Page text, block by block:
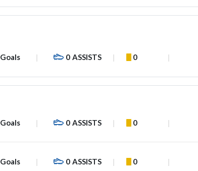
Goals 0 ASSISTS 0
Goals 0 ASSISTS 0
Goals 0 ASSISTS 0